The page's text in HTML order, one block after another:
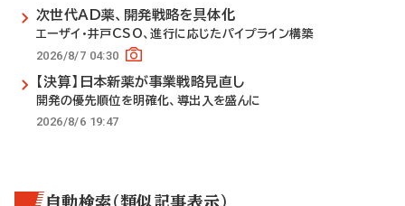
次世代AD薬、開発戦略を具体化
エーザイ・井戸CSO、進行に応じたパイプライン構築
2026/8/7 04:30
【決算】日本新薬が事業戦略見直し
開発の優先順位を明確化、導出入を盛んに
2026/8/6 19:47
自動検索（類似記事表示）